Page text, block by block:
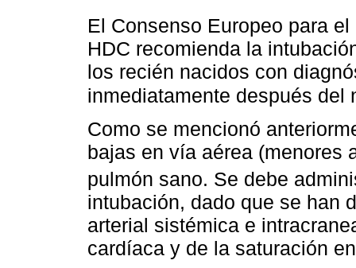
El Consenso Europeo para
HDC recomienda la
los recién nacidos con
inmediatamente después del
Como se mencionó
bajas en vía aérea (menores
pulmón sano. Se debe
intubación, dado que se han
arterial sistémica e
cardíaca y de la saturación